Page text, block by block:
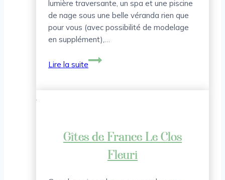
lumière traversante, un spa et une piscine
de nage sous une belle véranda rien que
pour vous (avec possibilité de modelage
en supplément),…
Lire la suite
Gîtes
de
Maxime
Gîtes de France Le Clos
Fleuri